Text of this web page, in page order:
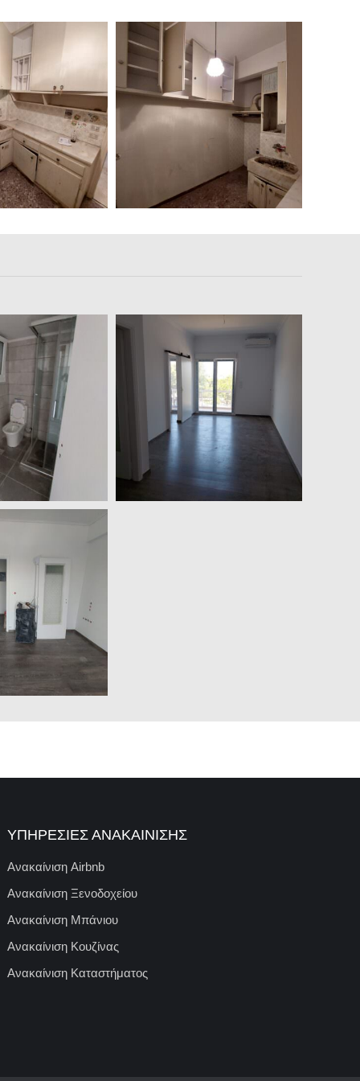
ΥΠΗΡΕΣΊΕΣ ΑΝΑΚΑΊΝΙΣΗΣ
Ανακαίνιση Airbnb
Ανακαίνιση Ξενοδοχείου
Ανακαίνιση Μπάνιου
Ανακαίνιση Κουζίνας
Ανακαίνιση Καταστήματος